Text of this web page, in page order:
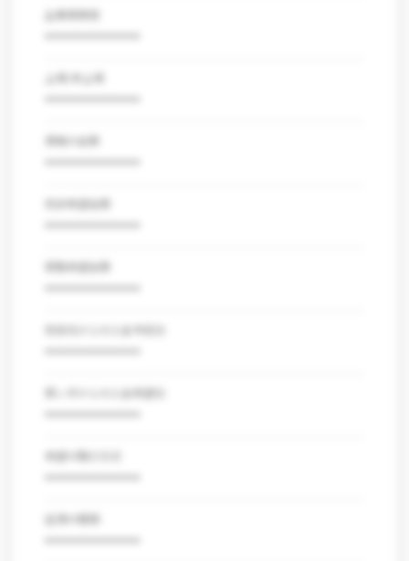
企業規模感
***************
上場/非上場
***************
債権の金額
***************
売却希望金額
***************
買取希望金額
***************
***************
買い手からの入金希望日
***************
希望の取引方式
***************
証憑の種類
***************